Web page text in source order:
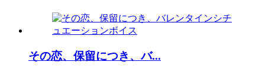
その恋、保留につき、バ...